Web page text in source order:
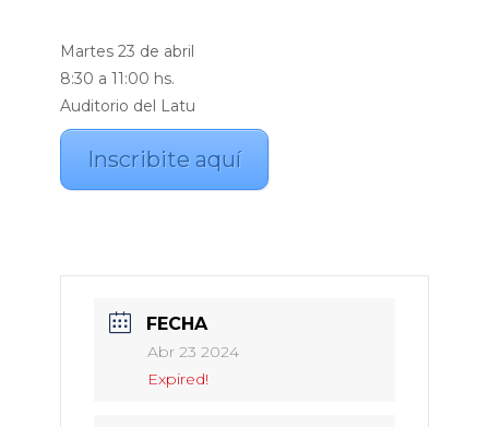
Martes 23 de abril
8:30 a 11:00 hs.
Auditorio del Latu
Inscribite aquí
FECHA
Abr 23 2024
Expired!